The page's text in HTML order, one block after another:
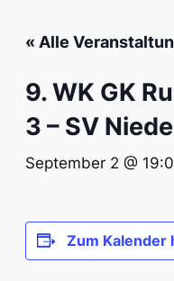
« Alle
9. WK GK
3 – SV
September 2 @
Zum Kalender